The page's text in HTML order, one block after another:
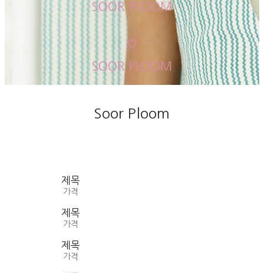
SOOR PLOOM
♡
SOOR PLOOM
Soor Ploom
제목
가격
제목
가격
제목
가격